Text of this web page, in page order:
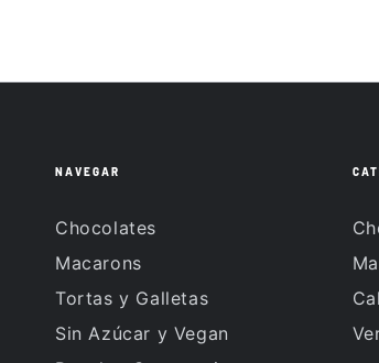
NAVEGAR
Chocolates
Macarons
Tortas y Galletas
Sin Azúcar y Vegan